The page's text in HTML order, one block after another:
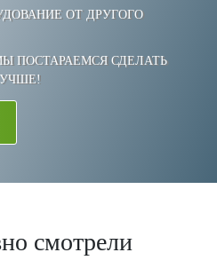
ОТ ДРУГОГО
ПОСТАРАЕМСЯ СДЕЛАТЬ
смотрели